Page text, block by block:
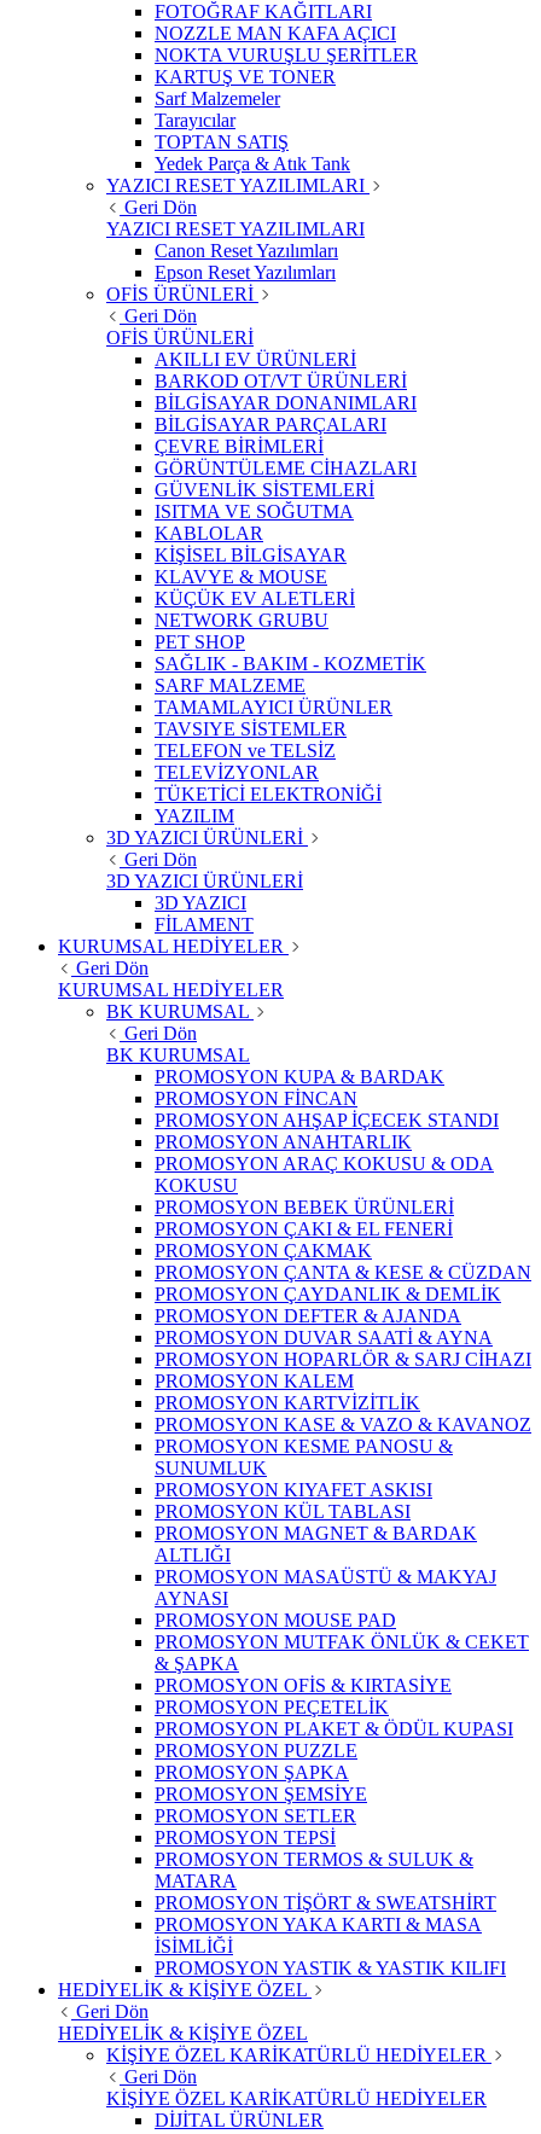
FOTOĞRAF KAĞITLARI
NOZZLE MAN KAFA AÇICI
NOKTA VURUŞLU ŞERİTLER
KARTUŞ VE TONER
Sarf Malzemeler
Tarayıcılar
TOPTAN SATIŞ
Yedek Parça & Atık Tank
YAZICI RESET YAZILIMLARI
Geri Dön
YAZICI RESET YAZILIMLARI
Canon Reset Yazılımları
Epson Reset Yazılımları
OFİS ÜRÜNLERİ
Geri Dön
OFİS ÜRÜNLERİ
AKILLI EV ÜRÜNLERİ
BARKOD OT/VT ÜRÜNLERİ
BİLGİSAYAR DONANIMLARI
BİLGİSAYAR PARÇALARI
ÇEVRE BİRİMLERİ
GÖRÜNTÜLEME CİHAZLARI
GÜVENLİK SİSTEMLERİ
ISITMA VE SOĞUTMA
KABLOLAR
KİŞİSEL BİLGİSAYAR
KLAVYE & MOUSE
KÜÇÜK EV ALETLERİ
NETWORK GRUBU
PET SHOP
SAĞLIK - BAKIM - KOZMETİK
SARF MALZEME
TAMAMLAYICI ÜRÜNLER
TAVSIYE SİSTEMLER
TELEFON ve TELSİZ
TELEVİZYONLAR
TÜKETİCİ ELEKTRONİĞİ
YAZILIM
3D YAZICI ÜRÜNLERİ
Geri Dön
3D YAZICI ÜRÜNLERİ
3D YAZICI
FİLAMENT
KURUMSAL HEDİYELER
Geri Dön
KURUMSAL HEDİYELER
BK KURUMSAL
Geri Dön
BK KURUMSAL
PROMOSYON KUPA & BARDAK
PROMOSYON FİNCAN
PROMOSYON AHŞAP İÇECEK STANDI
PROMOSYON ANAHTARLIK
PROMOSYON ARAÇ KOKUSU & ODA
KOKUSU
PROMOSYON BEBEK ÜRÜNLERİ
PROMOSYON ÇAKI & EL FENERİ
PROMOSYON ÇAKMAK
PROMOSYON ÇANTA & KESE & CÜZDAN
PROMOSYON ÇAYDANLIK & DEMLİK
PROMOSYON DEFTER & AJANDA
PROMOSYON DUVAR SAATİ & AYNA
PROMOSYON HOPARLÖR & SARJ CİHAZI
PROMOSYON KALEM
PROMOSYON KARTVİZİTLİK
PROMOSYON KASE & VAZO & KAVANOZ
PROMOSYON KESME PANOSU &
SUNUMLUK
PROMOSYON KIYAFET ASKISI
PROMOSYON KÜL TABLASI
PROMOSYON MAGNET & BARDAK
ALTLIĞI
PROMOSYON MASAÜSTÜ & MAKYAJ
AYNASI
PROMOSYON MOUSE PAD
PROMOSYON MUTFAK ÖNLÜK & CEKET
& ŞAPKA
PROMOSYON OFİS & KIRTASİYE
PROMOSYON PEÇETELİK
PROMOSYON PLAKET & ÖDÜL KUPASI
PROMOSYON PUZZLE
PROMOSYON ŞAPKA
PROMOSYON ŞEMSİYE
PROMOSYON SETLER
PROMOSYON TEPSİ
PROMOSYON TERMOS & SULUK &
MATARA
PROMOSYON TİŞÖRT & SWEATSHİRT
PROMOSYON YAKA KARTI & MASA
İSİMLİĞİ
PROMOSYON YASTIK & YASTIK KILIFI
HEDİYELİK & KİŞİYE ÖZEL
Geri Dön
HEDİYELİK & KİŞİYE ÖZEL
KİŞİYE ÖZEL KARİKATÜRLÜ HEDİYELER
Geri Dön
KİŞİYE ÖZEL KARİKATÜRLÜ HEDİYELER
DİJİTAL ÜRÜNLER